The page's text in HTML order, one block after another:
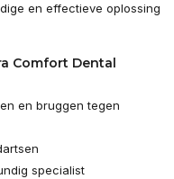
en effectieve oplossing
Comfort Dental
en bruggen tegen
specialist